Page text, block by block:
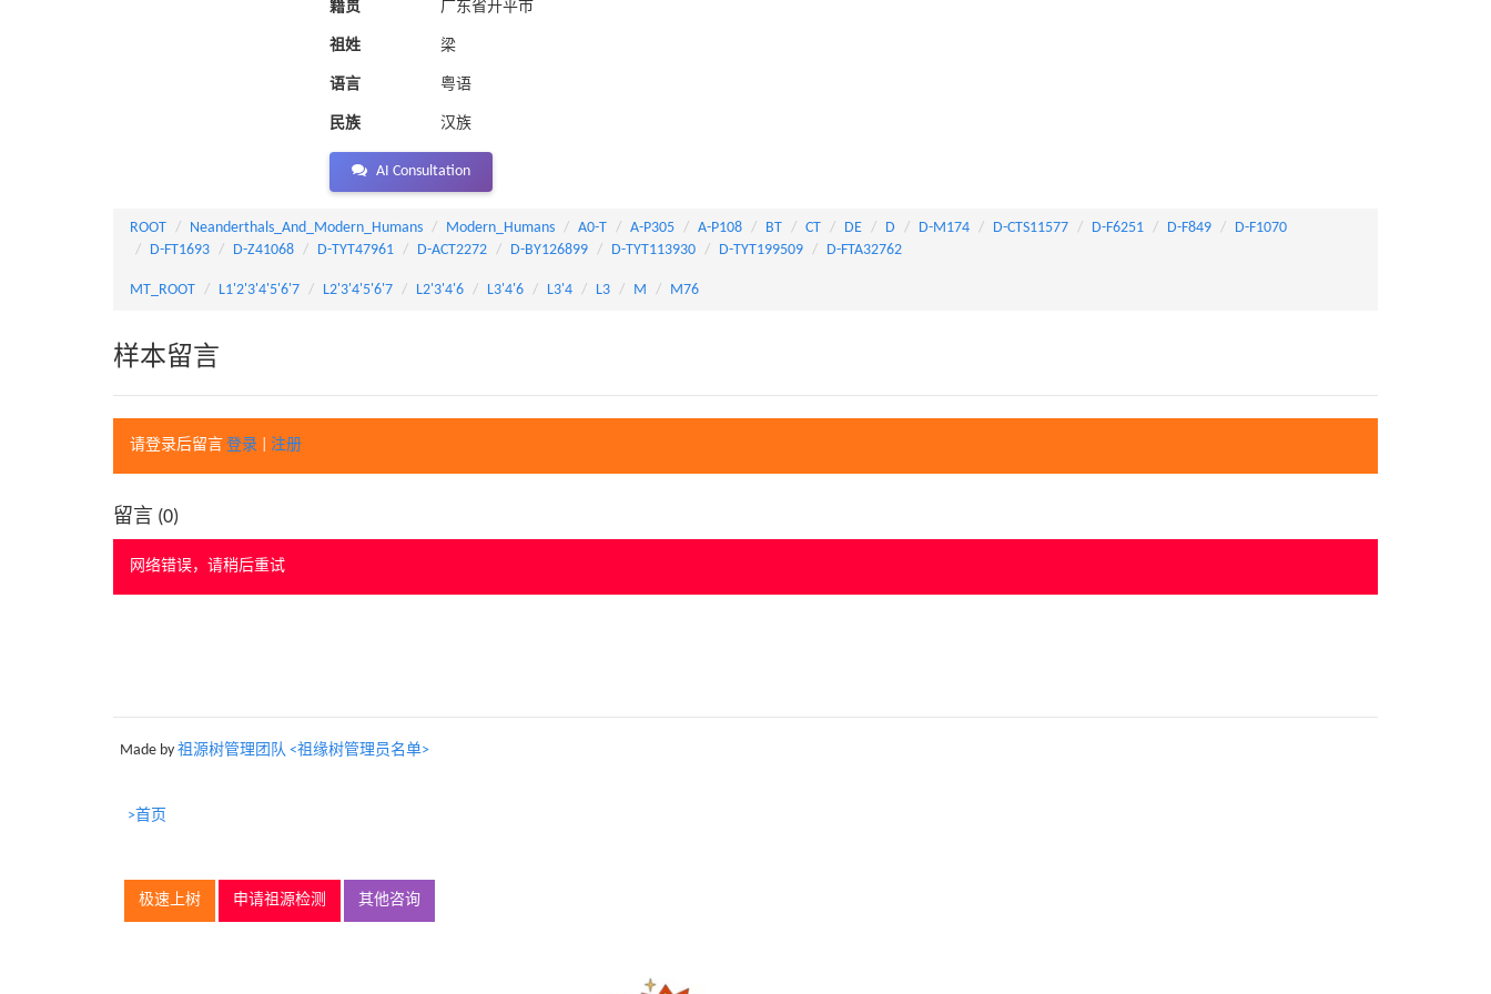
籍贯 广东省开平市
祖姓 梁
语言 粤语
民族 汉族
AI Consultation
ROOT Neanderthals_And_Modern_Humans Modern_Humans A0-T A-P305 A-P108 BT CT DE D D-M174 D-CTS11577 D-F6251 D-F849
D-F1070
D-FT1693
D-Z41068 D-TYT47961 D-ACT2272 D-BY126899 D-TYT113930 D-TYT199509 D-FTA32762
MT_ROOT L1'2'3'4'5'6'7 L2'3'4'5'6'7 L2'3'4'6 L3'4'6 L3'4 L3 M M76
样本留言
请登录后留言 登录 注册
留言 (0)
网络错误，请稍后重试
Made by 祖源树管理团队 <祖缘树管理员名单>
>首页
极速上树 申请祖源检测 其他咨询